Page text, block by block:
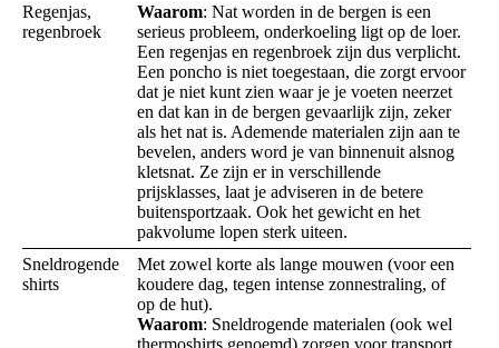
Regenjas,
regenbroek
Waarom: Nat worden in de bergen is een
serieus probleem, onderkoeling ligt op de loer.
Een regenjas en regenbroek zijn dus verplicht.
Een poncho is niet toegestaan, die zorgt ervoor
dat je niet kunt zien waar je je voeten neerzet
en dat kan in de bergen gevaarlijk zijn, zeker
als het nat is. Ademende materialen zijn aan te
bevelen, anders word je van binnenuit alsnog
kletsnat. Ze zijn er in verschillende
prijsklasses, laat je adviseren in de betere
buitensportzaak. Ook het gewicht en het
pakvolume lopen sterk uiteen.
Sneldrogende
shirts
Met zowel korte als lange mouwen (voor een
koudere dag, tegen intense zonnestraling, of
op de hut).
Waarom: Sneldrogende materialen (ook wel
thermoshirts genoemd) zorgen voor transport